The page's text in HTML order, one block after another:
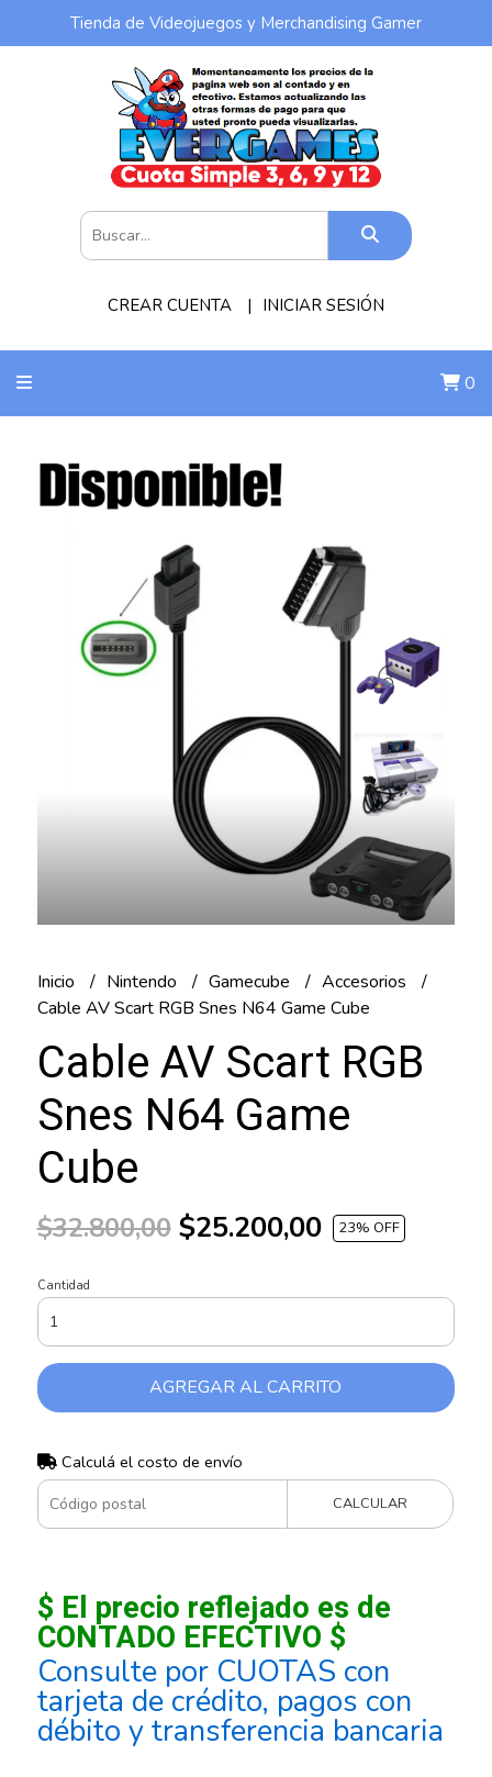
Tienda de Videojuegos y Merchandising Gamer
CREAR CUENTA INICIAR SESIÓN
0
Inicio Nintendo Gamecube
Accesorios
Cable AV Scart RGB Snes N64 Game Cube
Cable AV Scart RGB
Snes N64 Game
Cube
$32.800,00$25.200,00 23% OFF
Cantidad
AGREGAR AL CARRITO
Calculá el costo de envío
CALCULAR
$ El precio reflejado es de
CONTADO EFECTIVO $
Consulte por CUOTAS con
tarjeta de crédito, pagos con
débito y transferencia bancaria